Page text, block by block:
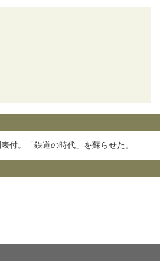
付。「鉄道の時代」を蘇らせた。